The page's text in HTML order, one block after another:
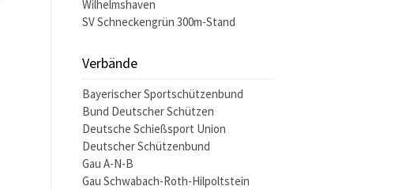
Wilhelmshaven
SV Schneckengrün 300m-Stand
Verbände
Bayerischer Sportschützenbund
Bund Deutscher Schützen
Deutsche Schießsport Union
Deutscher Schützenbund
Gau A-N-B
Gau Schwabach-Roth-Hilpoltstein